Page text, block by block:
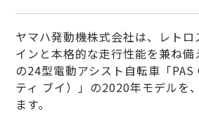
ヤマハ発動機株式会社は、レトロ
インと本格的な走行性能を兼ね
の24型電動アシスト自転車「
ティ ブイ）」の2020年モデルを
ます。